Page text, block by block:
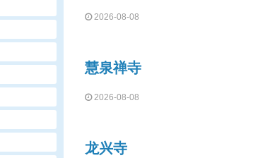
2026-08-08
慧泉禅寺
2026-08-08
龙兴寺